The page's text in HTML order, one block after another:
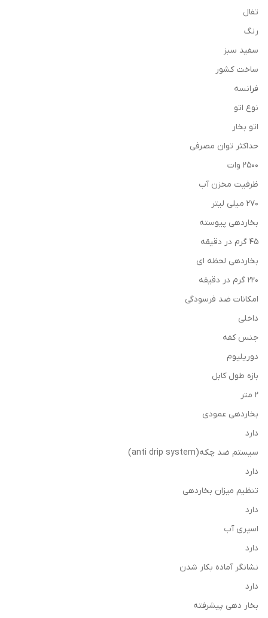
تفال
رنگ
سفید سبز
ساخت کشور
فرانسه
نوع اتو
اتو بخار
حداکثر توان مصرفی
2500 وات
ظرفیت مخزن آب
270 میلی لیتر
بخاردهی پیوسته
45 گرم در دقیقه
بخاردهی لحظه ای
220 گرم در دقیقه
امکانات ضد فرسودگی
داخلی
جنس کفه
دوریلیوم
بازه طول کابل
2 متر
بخاردهی عمودی
دارد
سیستم ضد چکه(anti drip system)
دارد
تنظیم میزان بخاردهی
دارد
اسپری آب
دارد
نشانگر آماده بکار شدن
دارد
بخار دهی پیشرفته